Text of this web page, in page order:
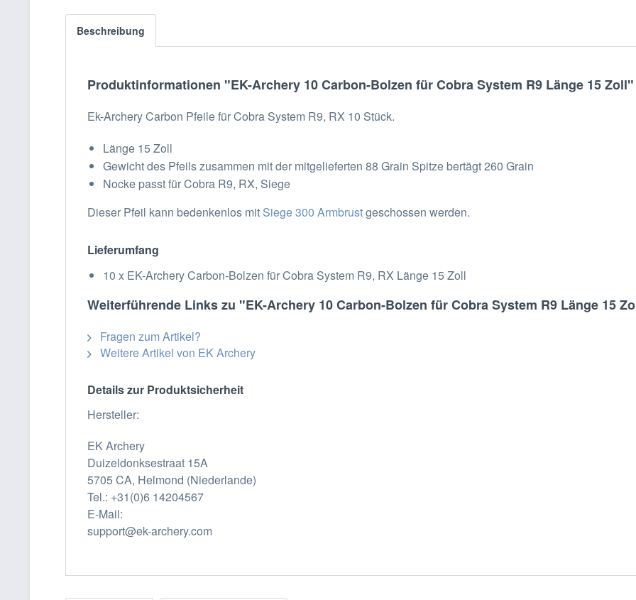
Beschreibung
Produktinformationen "EK-Archery 10 Carbon-Bolzen für Cobra System R9 Länge 15 Zoll"
Ek-Archery Carbon Pfeile für Cobra System R9, RX 10 Stück.
Länge 15 Zoll
Gewicht des Pfeils zusammen mit der mitgelieferten 88 Grain Spitze bertägt 260 Grain
Nocke passt für Cobra R9, RX, Siege
Dieser Pfeil kann bedenkenlos mit Siege 300 Armbrustgeschossen werden.
Lieferumfang
10 x EK-Archery Carbon-Bolzen für Cobra System R9, RX Länge 15 Zoll
Weiterführende Links zu "EK-Archery 10 Carbon-Bolzen für Cobra System R9 Länge 15
Fragen zum Artikel?
Weitere Artikel von EK Archery
Details zur Produktsicherheit
Hersteller:
EK Archery
Duizeldonksestraat 15A
5705 CA, Helmond (Niederlande)
Tel.: +31(0)6 14204567
E-Mail:
support@ek-archery.com